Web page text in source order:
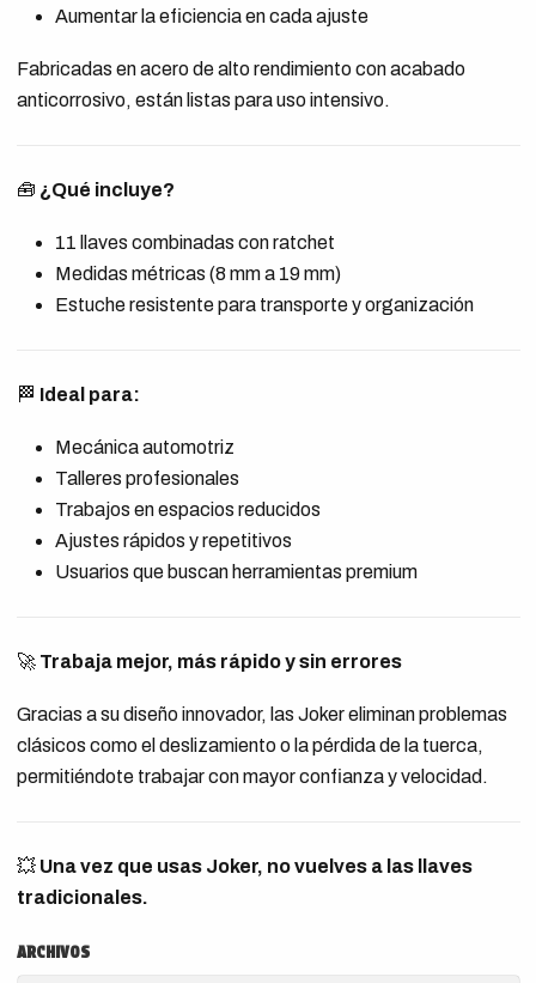
Aumentar la eficiencia en cada ajuste
Fabricadas en acero de alto rendimiento con acabado
anticorrosivo, están listas para uso intensivo.
🧰 ¿Qué incluye?
11 llaves combinadas con ratchet
Medidas métricas (8 mm a 19 mm)
Estuche resistente para transporte y organización
🏁 Ideal para:
Mecánica automotriz
Talleres profesionales
Trabajos en espacios reducidos
Ajustes rápidos y repetitivos
Usuarios que buscan herramientas premium
🚀 Trabaja mejor, más rápido y sin errores
Gracias a su diseño innovador, las Joker eliminan problemas
clásicos como el deslizamiento o la pérdida de la tuerca,
permitiéndote trabajar con mayor confianza y velocidad.
💥 Una vez que usas Joker, no vuelves a las llaves
tradicionales.
ARCHIVOS